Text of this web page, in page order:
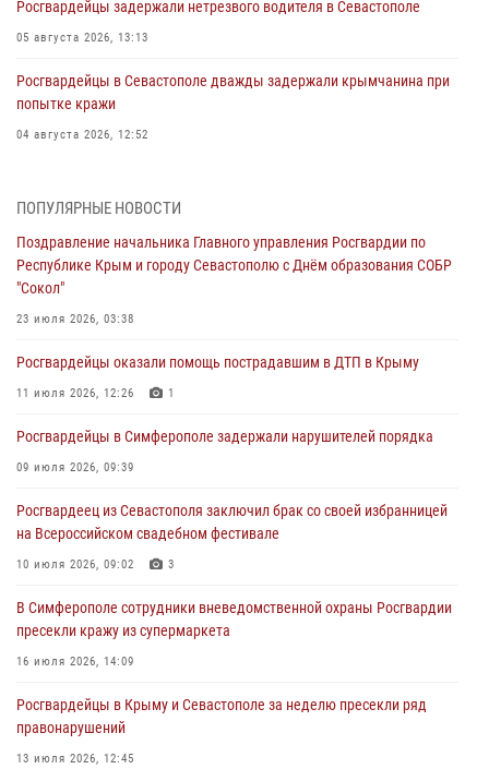
Росгвардейцы задержали нетрезвого водителя в Севастополе
05 августа 2026, 13:13
Росгвардейцы в Севастополе дважды задержали крымчанина при
попытке кражи
04 августа 2026, 12:52
мужчину
Росгвардия в Крыму и Севастополе задержала ряд
правонарушителей
03 августа 2026, 14:08
В Симферополе росгвардейцы задержали гражданина,
подозреваемого в совершении серии краж
Росгвардейцы оперативно задержали нарушителя на охраняемом
30 июля 2026, 12:13
ПОПУЛЯРНЫЕ НОВОСТИ
Поздравление начальника Главного управления Росгвардии по
Республике Крым и городу Севастополю с Днём образования СОБР
"Сокол"
23 июля 2026, 03:38
Росгвардейцы оказали помощь пострадавшим в ДТП в Крыму
11 июля 2026, 12:26 1
Росгвардейцы в Симферополе задержали нарушителей порядка
09 июля 2026, 09:39
Росгвардеец из Севастополя заключил брак со своей избранницей
на Всероссийском свадебном фестивале
10 июля 2026, 09:02 3
В Симферополе сотрудники вневедомственной охраны Росгвардии
пресекли кражу из супермаркета
16 июля 2026, 14:09
Росгвардейцы в Крыму и Севастополе за неделю пресекли ряд
правонарушений
13 июля 2026, 12:45